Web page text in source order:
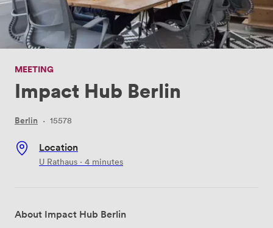
MEETING
Impact Hub Berlin
Berlin · 15578
Location
U Rathaus · 4 minutes
About Impact Hub Berlin